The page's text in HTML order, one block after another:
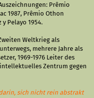
Prêmio
1987, Prêmio Othon
Pelayo 1954.
Weltkrieg als
mehrere Jahre als
1969-1976 Leiter des
Zentrum gegen
sich nicht rein abstrakt